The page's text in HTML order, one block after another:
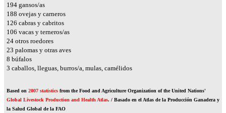
220 gansos/as
212 ovejas y carneros
142 cabras y cabritos
120 vacas y terneros/as
27 otros roedores
26 palomas y otras aves
9 búfalos
4 caballos, lleguas, burros/a, mulas, camélidos
Based on 2007 statistics from the Food and Agriculture Organization of the United Nations'
Global Livestock Production and Health Atlas. / Basado en el Atlas de la Producción Ganadera y
la Salud Global de la FAO